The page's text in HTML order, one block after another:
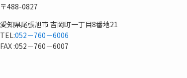
〒488-0827
愛知県尾張旭市 吉岡町一丁目8番地21
TEL:052－760－6006
FAX :052－760－6007